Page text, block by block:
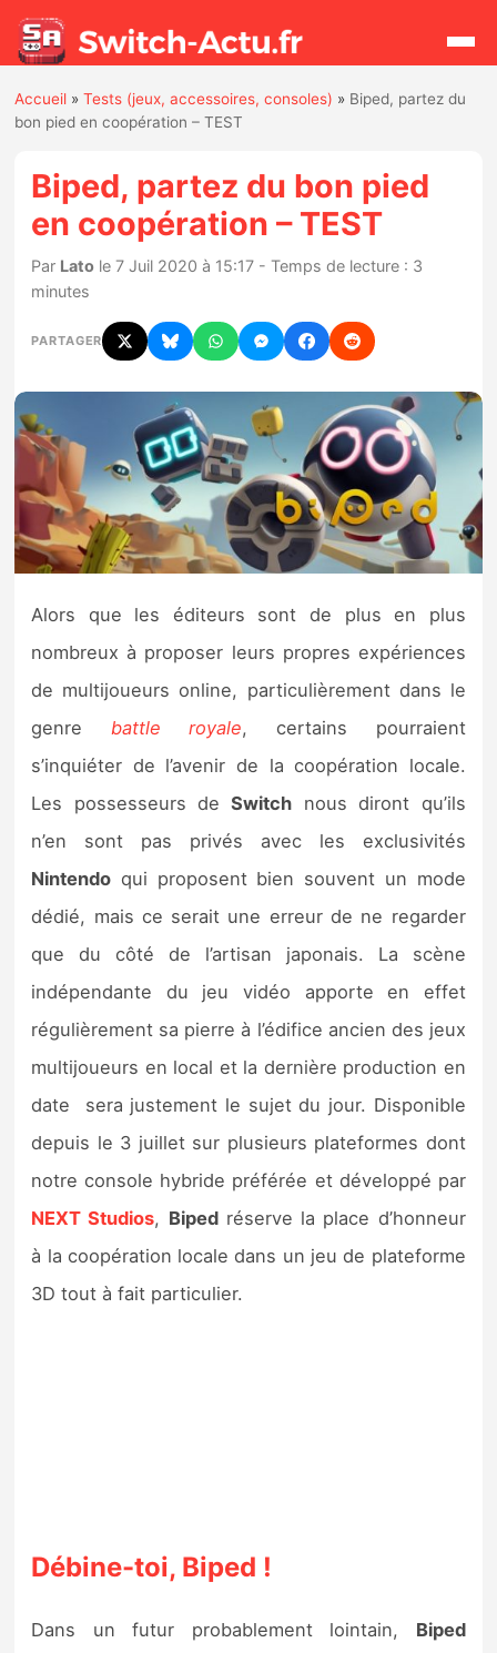
Actualités
Jeux
Hardware
Chiffres de ventes
Rumeurs
Nintendo Direct
Tests et previews
Tests de jeux
Tests d’accessoires
Autres tests
Previews
Précommandes
Précommandes jeux Switch 2
Sorties de jeux
Bons plans
Guides
Accueil »Tests (jeux, accessoires, consoles) » Biped, partez du
bon pied en coopération – TEST
Biped, partez du bon pied
en coopération – TEST
Par Lato le 7 Juil 2020 à 15:17 - Temps de lecture : 3
minutes
PARTAGER
Alors que les éditeurs sont de plus en plus
nombreux à proposer leurs propres expériences
de multijoueurs online, particulièrement dans le
genre battle royale, certains pourraient
s’inquiéter de l’avenir de la coopération locale.
Les possesseurs deSwitch nous diront qu’ils
n’en sont pas privés avec les exclusivités
Nintendo qui proposent bien souvent un mode
dédié, mais ce serait une erreur de ne regarder
que du côté de l’artisan japonais. La scène
indépendante du jeu vidéo apporte en effet
régulièrement sa pierre à l’édifice ancien des jeux
multijoueurs en local et la dernière production en
date sera justement le sujet du jour. Disponible
depuis le 3 juillet sur plusieurs plateformes dont
notre console hybride préférée et développé par
NEXT Studios, Bipedréserve la place d’honneur
à la coopération locale dans un jeu de plateforme
3D tout à fait particulier.
Débine-toi, Biped !
Dans un futur probablement lointain, Biped